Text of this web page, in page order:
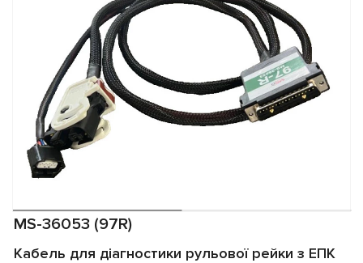
MS-36053 (97R)
Кабель для діагностики рульової рейки з ЕПК